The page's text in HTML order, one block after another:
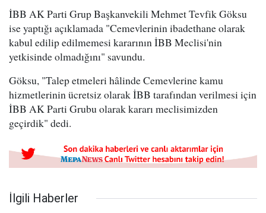
İBB AK Parti Grup Başkanvekili Mehmet Tevfik Göksu
ise yaptığı açıklamada "Cemevlerinin ibadethane olarak
kabul edilip edilmemesi kararının İBB Meclisi'nin
yetkisinde olmadığını" savundu.
Göksu, "Talep etmeleri hâlinde Cemevlerine kamu
hizmetlerinin ücretsiz olarak İBB tarafından verilmesi için
İBB AK Parti Grubu olarak kararı meclisimizden
geçirdik" dedi.
İlgili Haberler